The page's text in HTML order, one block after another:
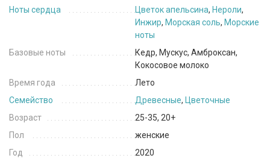
Ноты сердца
Цветок апельсина, Нероли,
Инжир, Морская соль, Морские
ноты
Базовые ноты
Кедр, Мускус, Амброксан,
Кокосовое молоко
Время года
Лето
Семейство
Древесные, Цветочные
Возраст
25-35, 20+
Пол
женские
Год
2020